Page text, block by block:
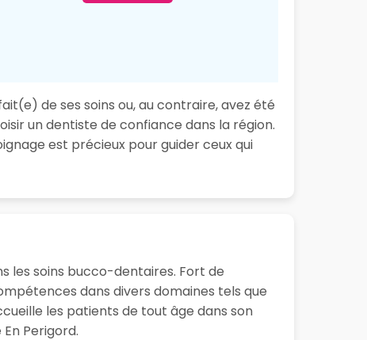
de ses soins ou, au contraire, avez été
un dentiste de confiance dans la région.
est précieux pour guider ceux qui
les soins bucco-dentaires. Fort de
dans divers domaines tels que
les patients de tout âge dans son
Perigord.